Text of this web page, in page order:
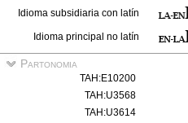
Idioma subsidiaria con latín
Idioma principal no latín
Partonomia
TAH:E10200
TAH:U3568
TAH:U3614